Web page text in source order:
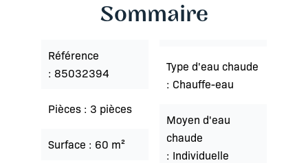
Sommaire
Référence
85032394
Pièces 3 pièces
Surface 60 m²
Type d'eau chaude
Chauffe-eau
Moyen d'eau
chaude
Individuelle